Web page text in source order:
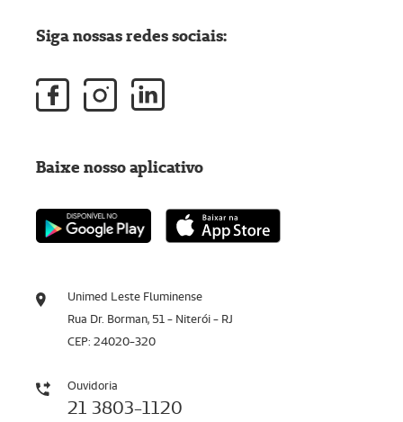
Unimed Leste Fluminense
Rua Dr. Borman, 51 - Niterói - RJ
CEP: 24020-320
Ouvidoria
21 3803-1120
Siga nossas redes sociais:
Baixe nosso aplicativo